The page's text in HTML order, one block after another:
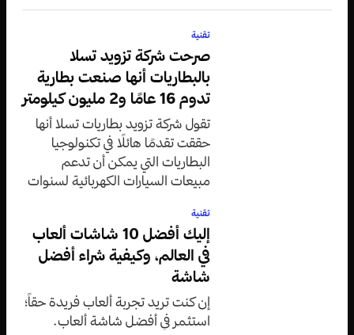
تقنية
صرحت شركة تزويد تسلا
بالبطاريات أنها صنعت بطارية
تدوم 16 عامًا و2 مليون كيلومتر
تقول شركة تزويد بطاريات تسلا أنها
حققت تقدمًا هائلًا في تكنولوجيا
البطاريات التي يمكن أن تدعم
مبيعات السيارات الكهربائية لسنوات
تقنية
إليك أفضل 10 شاشات ألعاب
في العالم، وكيفية شراء أفضل
شاشة
إن كنت تريد تجربة ألعاب فريدة حقاً؛
استثمر في أفضل شاشة ألعاب.